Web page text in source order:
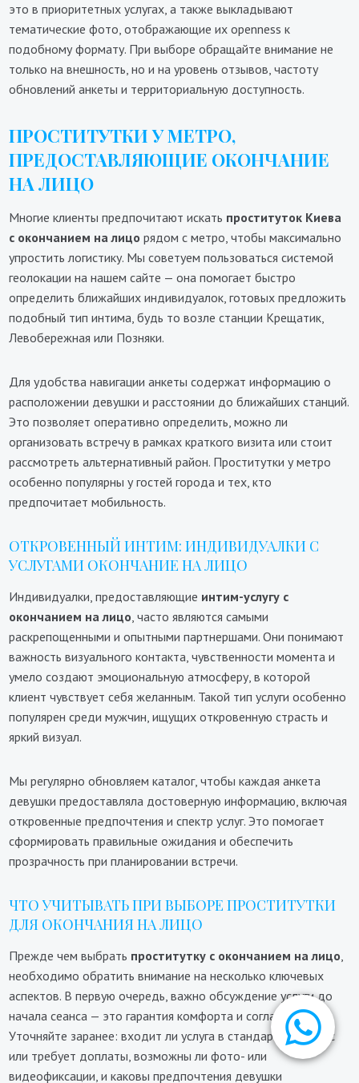
это в приоритетных услугах, а также выкладывают
тематические фото, отображающие их openness к
подобному формату. При выборе обращайте внимание не
только на внешность, но и на уровень отзывов, частоту
обновлений анкеты и территориальную доступность.
ПРОСТИТУТКИ У МЕТРО,
ПРЕДОСТАВЛЯЮЩИЕ ОКОНЧАНИЕ
НА ЛИЦО
Многие клиенты предпочитают искать проституток Киева
с окончанием на лицо рядом с метро, чтобы максимально
упростить логистику. Мы советуем пользоваться системой
геолокации на нашем сайте — она помогает быстро
определить ближайших индивидуалок, готовых предложить
подобный тип интима, будь то возле станции Крещатик,
Левобережная или Позняки.
Для удобства навигации анкеты содержат информацию о
расположении девушки и расстоянии до ближайших станций.
Это позволяет оперативно определить, можно ли
организовать встречу в рамках краткого визита или стоит
рассмотреть альтернативный район. Проститутки у метро
особенно популярны у гостей города и тех, кто
предпочитает мобильность.
ОТКРОВЕННЫЙ ИНТИМ: ИНДИВИДУАЛКИ С
УСЛУГАМИ ОКОНЧАНИЕ НА ЛИЦО
Индивидуалки, предоставляющие интим-услугу с
окончанием на лицо, часто являются самыми
раскрепощенными и опытными партнершами. Они понимают
важность визуального контакта, чувственности момента и
умело создают эмоциональную атмосферу, в которой
клиент чувствует себя желанным. Такой тип услуги особенно
популярен среди мужчин, ищущих откровенную страсть и
яркий визуал.
Мы регулярно обновляем каталог, чтобы каждая анкета
девушки предоставляла достоверную информацию, включая
откровенные предпочтения и спектр услуг. Это помогает
сформировать правильные ожидания и обеспечить
прозрачность при планировании встречи.
ЧТО УЧИТЫВАТЬ ПРИ ВЫБОРЕ ПРОСТИТУТКИ
ДЛЯ ОКОНЧАНИЯ НА ЛИЦО
Прежде чем выбрать проститутку с окончанием на лицо,
необходимо обратить внимание на несколько ключевых
аспектов. В первую очередь, важно обсуждение услуги до
начала сеанса — это гарантия комфорта и согласия.
Уточняйте заранее: входит ли услуга в стандартный прайс
или требует доплаты, возможны ли фото- или
видеофиксации, и каковы предпочтения девушки